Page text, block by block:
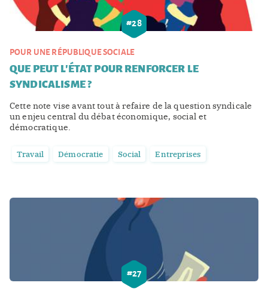
#28
POUR UNE RÉPUBLIQUE SOCIALE
QUE PEUT L'ÉTAT POUR RENFORCER LE
SYNDICALISME ?
Cette note vise avant tout à refaire de la question syndicale
un enjeu central du débat économique, social et
démocratique.
Travail Démocratie Social Entreprises
#27